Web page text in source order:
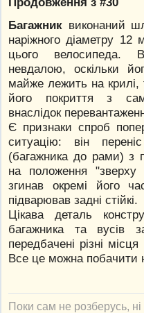
Багажник виконаний
наріжного діаметру
цього велосипеда.
невдалою, оскільки
майже лежить на
його покриття з
внаслідок
Є признаки спроб
ситуацію: він
(багажника до рами) з
на положення "зверху
згинав окремі його
підварював задні стійкі.
Цікава деталь
багажника та вусів
передбачені різні
Все це можна
Поки сам не розберусь,